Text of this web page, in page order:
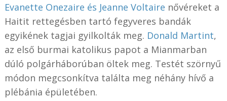
Evanette Onezaire és Jeanne Voltaire nővéreket a
Haitit rettegésben tartó fegyveres bandák
egyikének tagjai gyilkolták meg. Donald Martint,
az első burmai katolikus papot a Mianmarban
dúló polgárháborúban öltek meg. Testét szörnyű
módon megcsonkítva találta meg néhány hívő a
plébánia épületében.